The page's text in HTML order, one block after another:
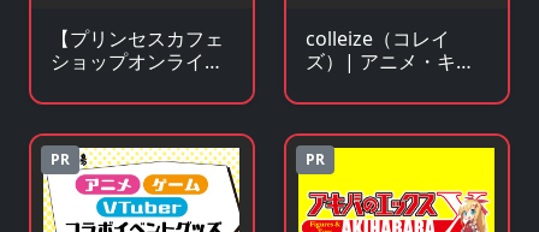
【プリンセスカフェ
ショップオンライ
クターグッズの通販
サイト
colleize（コレイ
ズ）| アニメ・キャ
ズ・公式ライセンス
商品専門サイト
PR PR